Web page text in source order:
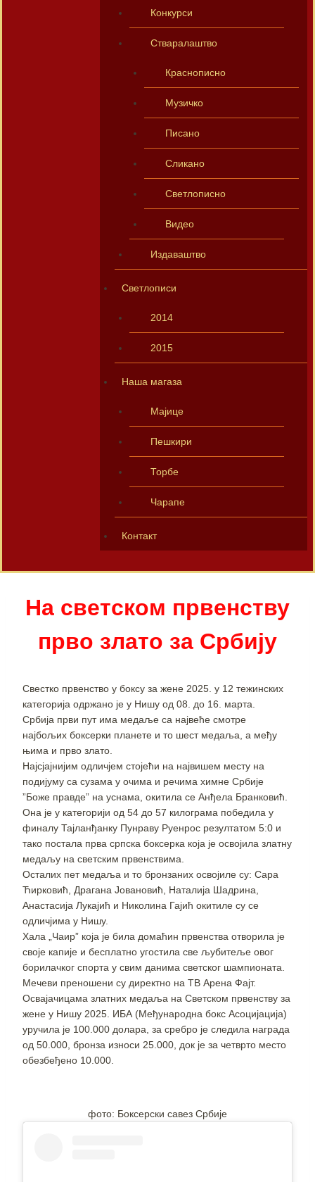
Конкурси
Стваралаштво
Краснописно
Музичко
Писано
Сликано
Светлописно
Видео
Издаваштво
Светлописи
2014
2015
Наша магаза
Мајице
Пешкири
Торбе
Чарапе
Контакт
На светском првенству
прво злато за Србију
Свестко првенство у боксу за жене 2025. у 12 тежинских
категорија одржано је у Нишу од 08. до 16. марта.
Србија први пут има медаље са највеће смотре
најбољих боксерки планете и то шест медаља, а међу
њима и прво злато.
Најсјајнијим одличјем стојећи на највишем месту на
подијуму са сузама у очима и речима химне Србије
”Боже правде” на уснама, окитила се Анђела Бранковић.
Она је у категорији од 54 до 57 килограма победила у
финалу Тајланђанку Пунраву Руенрос резултатом 5:0 и
тако постала прва српска боксерка која је освојила златну
медаљу на светским првенствима.
Осталих пет медаља и то бронзаних освојиле су: Сара
Ћирковић, Драгана Јовановић, Наталија Шадрина,
Анастасија Лукајић и Николина Гајић окитиле су се
одличјима у Нишу.
Хала „Чаир” која је била домаћин првенства отворила је
своје капије и бесплатно угостила све љубитеље овог
борилачког спорта у свим данима светског шампионата.
Mечеви преношени су директно на ТВ Арена Фајт.
Освајачицама златних медаља на Светском првенству за
жене у Нишу 2025. ИБА (Међународна бокс Асоцијација)
уручила је 100.000 долара, за сребро је следила награда
од 50.000, бронза износи 25.000, док је за четврто место
обезбеђено 10.000.
фото: Боксерски савез Србије